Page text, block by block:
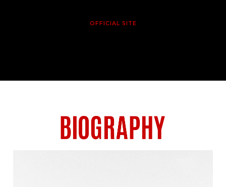
OFFICIAL SITE